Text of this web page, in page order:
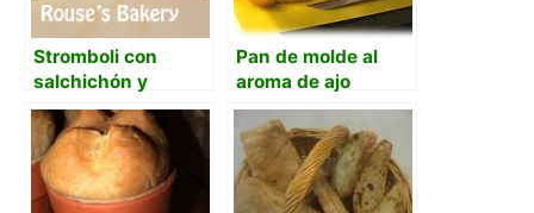
Stromboli con
salchichón y
pimiento
Pan de molde al
aroma de ajo